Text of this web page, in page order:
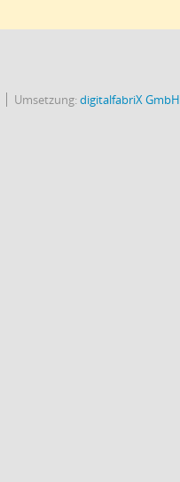
Umsetzung:digitalfabriX GmbH